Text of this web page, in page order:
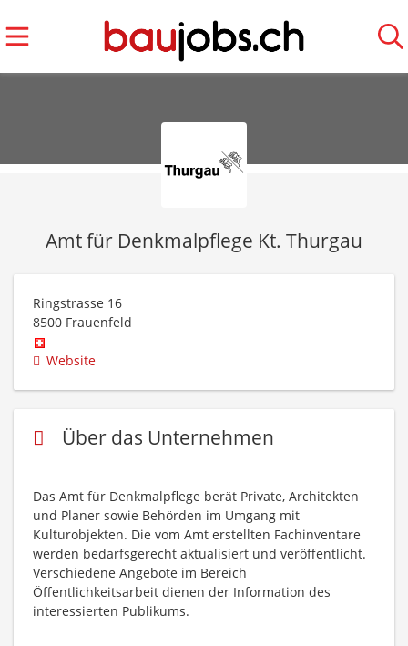
Amt für Denkmalpflege Kt. Thurgau
Ringstrasse 16
8500 Frauenfeld
Website
Über das Unternehmen
Das Amt für Denkmalpflege berät Private, Architekten
und Planer sowie Behörden im Umgang mit
Kulturobjekten. Die vom Amt erstellten Fachinventare
werden bedarfsgerecht aktualisiert und veröffentlicht.
Verschiedene Angebote im Bereich
Öffentlichkeitsarbeit dienen der Information des
interessierten Publikums.